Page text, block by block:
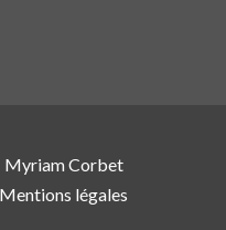
Myriam Corbet
Mentions légales